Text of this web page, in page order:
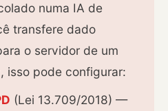
numa IA de
transfere dado
o servidor de um
isso pode configurar:
(Lei 13.709/2018) —